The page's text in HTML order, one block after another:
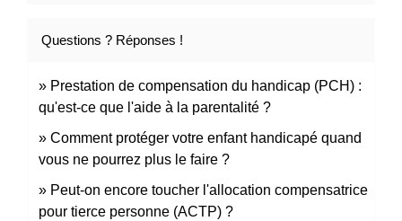
Questions ? Réponses !
Prestation de compensation du handicap (PCH) :
qu'est-ce que l'aide à la parentalité ?
Comment protéger votre enfant handicapé quand
vous ne pourrez plus le faire ?
Peut-on encore toucher l'allocation compensatrice
pour tierce personne (ACTP) ?